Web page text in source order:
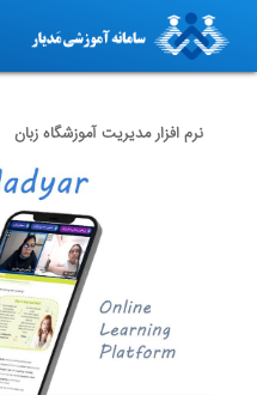
نرم افزار مدیریت آموزشگاه زبان